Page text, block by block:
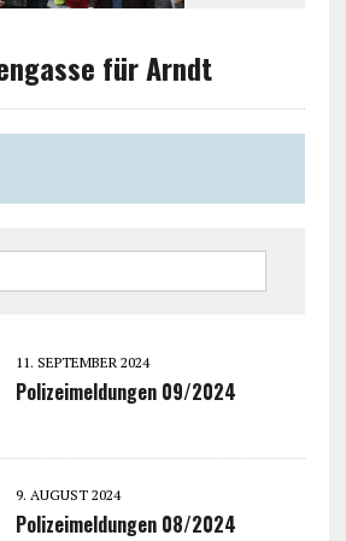
für Arndt
11. SEPTEMBER 2024
Polizeimeldungen 09/2024
9. AUGUST 2024
Polizeimeldungen 08/2024